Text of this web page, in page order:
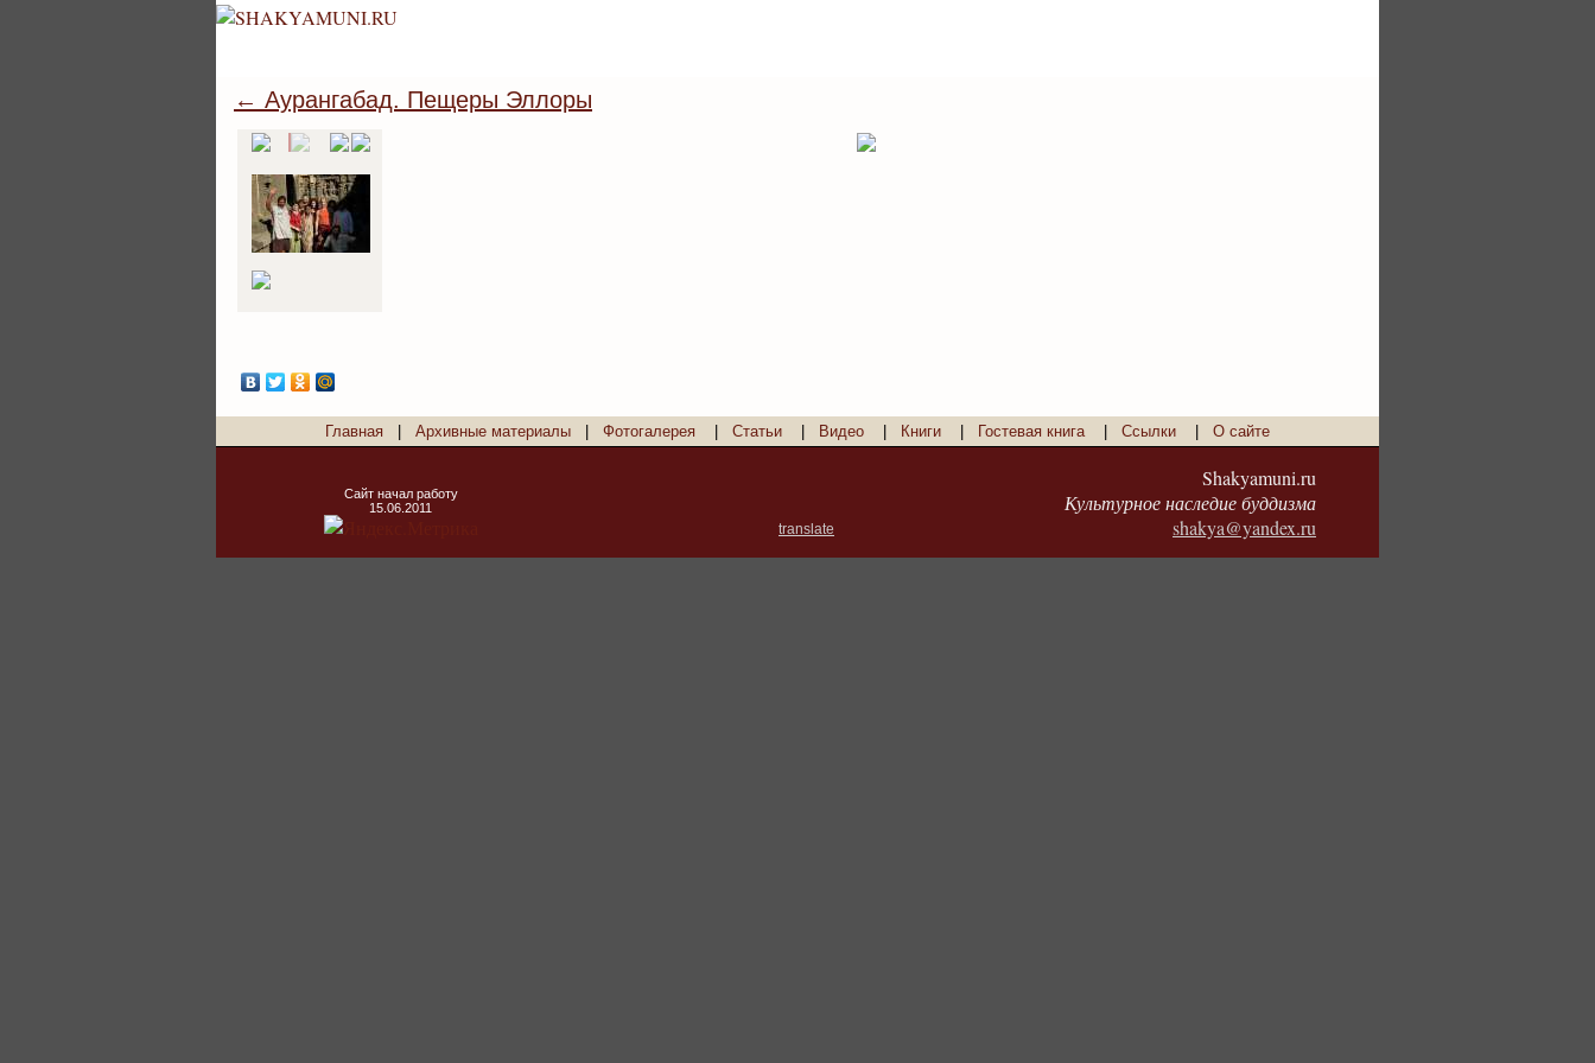
← Аурангабад. Пещеры Эллоры
Главная Архивные материалы Фотогалерея Статьи Видео Книги Гостевая книга| Ссылки О сайте
Сайт начал работу
15.06.2011
translate
Shakyamuni.ru
Культурное наследие буддизма
shakya@yandex.ru